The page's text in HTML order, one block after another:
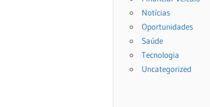
Notícias
Oportunidades
Saúde
Tecnologia
Uncategorized